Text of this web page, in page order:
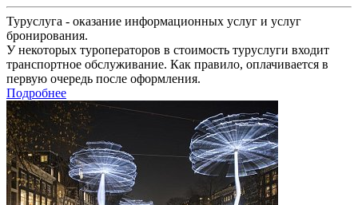
Туруслуга - оказание информационных услуг и услуг
бронирования.
У некоторых туроператоров в стоимость туруслуги входит
транспортное обслуживание. Как правило, оплачивается в
первую очередь после оформления.
Подробнее